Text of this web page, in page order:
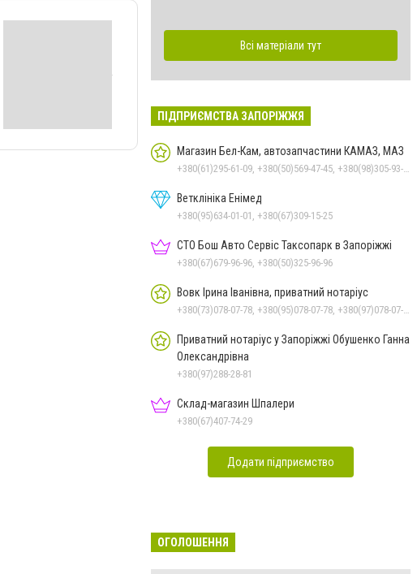
Всі матеріали тут
ПІДПРИЄМСТВА ЗАПОРІЖЖЯ
Магазин Бел-Кам, автозапчастини КАМАЗ, МАЗ
Ветклініка Енімед
+380(95)634-01-01, +380(67)309-15-25
СТО Бош Авто Сервіс Таксопарк в Запоріжжі
+380(67)679-96-96, +380(50)325-96-96
Вовк Ірина Іванівна, приватний нотаріус
Приватний нотаріус у Запоріжжі Обушенко Ганна
Олександрівна
+380(97)288-28-81
Склад-магазин Шпалери
+380(67)407-74-29
Додати підприємство
ОГОЛОШЕННЯ